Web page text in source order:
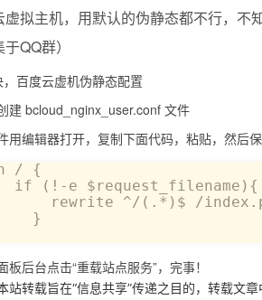
拟主机，用默认的伪静态都不行，不
QQ群）
百度云虚机伪静态配置
建 bcloud_nginx_user.conf 文件
编辑器打开，复制下面代码，粘贴，然后保
/ {
$request_filename){
^/(.*)$ /
后台点击“重载站点服务”，完事！
站转载旨在“信息共享”传递之目的，转载文